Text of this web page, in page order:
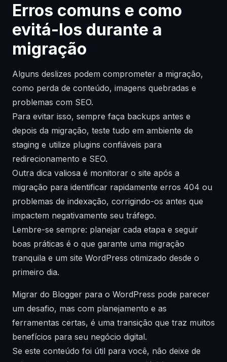
Erros comuns e como
evitá-los durante a
migração
Alguns deslizes podem comprometer a migração,
como perda de conteúdo, imagens quebradas e
problemas com SEO.
Para evitar isso, sempre faça backups antes e
depois da migração, teste tudo em ambiente de
staging e utilize plugins confiáveis para
redirecionamento e SEO.
Outra dica valiosa é monitorar o site após a
migração para identificar rapidamente erros 404 ou
problemas de indexação, corrigindo-os antes que
impactem negativamente seu tráfego.
Lembre-se sempre: planejar cada etapa e seguir
boas práticas é o que garante uma migração
tranquila e um site WordPress otimizado desde o
primeiro dia.
Migrar do Blogger para o WordPress pode parecer
um desafio, mas com planejamento e as
ferramentas certas, é uma transição que traz muitos
benefícios para seu negócio digital.
Se este conteúdo foi útil para você, não deixe de